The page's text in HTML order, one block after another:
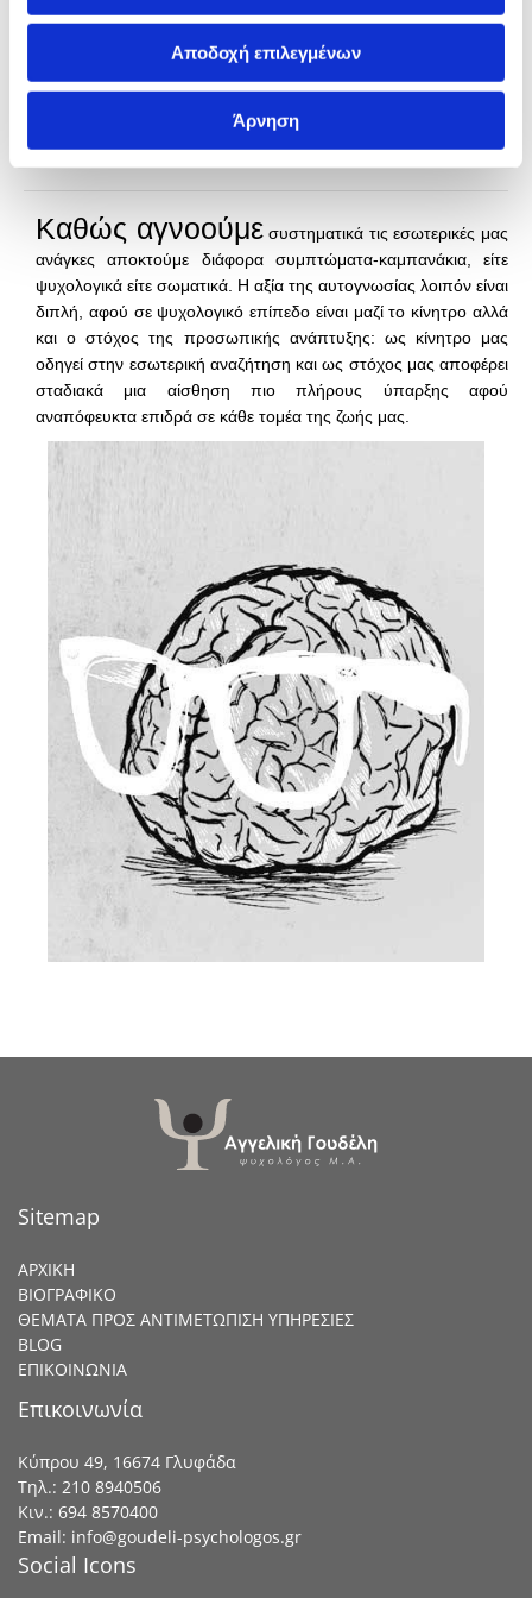
Αποδοχή επιλεγμένων
Άρνηση
εαυτό μας, όμως πολλές φορές καταλήγουμε να είμαστε
δυσαρεστημένοι από τη ζωή μας, τη δουλειά, τον/την
σύντροφο, τους φίλους, την οικογένεια, γενικά από τις επιλογές
μας. Διότι αυτές έχουν γίνει χωρίς να γνωρίζουμε - τουλάχιστον
όχι συνειδητά - τι είναι αυτό που θέλουμε και επομένως μας
αφήνουν με την αίσθηση του ανικανοποίητου.
Καθώς αγνοούμεσυστηματικά τις εσωτερικές μας
ανάγκες αποκτούμε διάφορα συμπτώματα-καμπανάκια, είτε
ψυχολογικά είτε σωματικά. Η αξία της αυτογνωσίας λοιπόν είναι
διπλή, αφού σε ψυχολογικό επίπεδο είναι μαζί το κίνητρο αλλά
και ο στόχος της προσωπικής ανάπτυξης: ως κίνητρο μας
οδηγεί στην εσωτερική αναζήτηση και ως στόχος μας αποφέρει
σταδιακά μια αίσθηση πιο πλήρους ύπαρξης αφού
αναπόφευκτα επιδρά σε κάθε τομέα της ζωής μας.
Sitemap
ΑΡΧΙΚΗ
ΒΙΟΓΡΑΦΙΚΟ
ΘΕΜΑΤΑ ΠΡΟΣ ΑΝΤΙΜΕΤΩΠΙΣΗ ΥΠΗΡΕΣΙΕΣ
BLOG
ΕΠΙΚΟΙΝΩΝΙΑ
Επικοινωνία
Κύπρου 49, 16674 Γλυφάδα
Τηλ.: 210 8940506
Κιν.: 694 8570400
Email: info@goudeli-psychologos.gr
Social Icons